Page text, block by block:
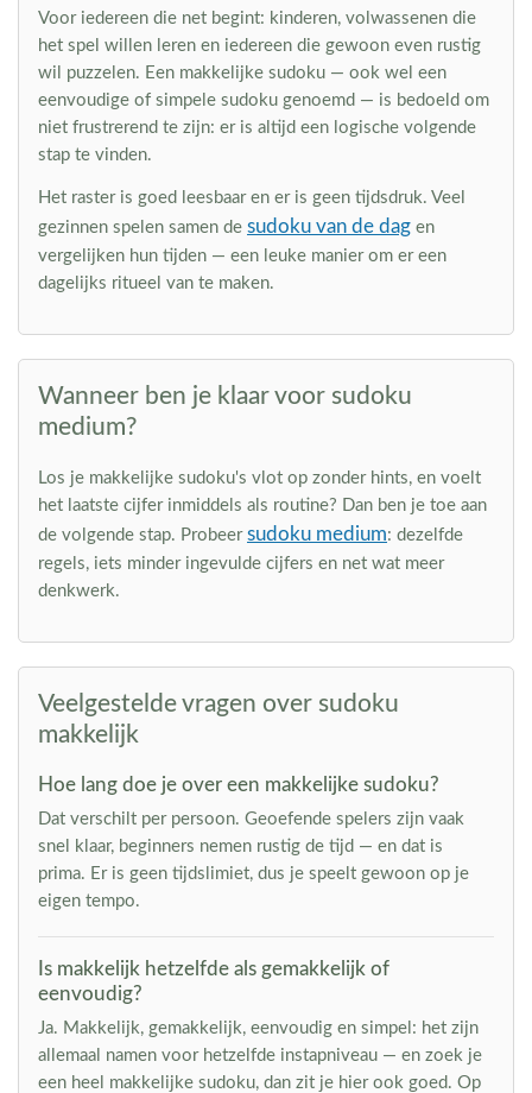
Voor iedereen die net begint: kinderen, volwassenen die
het spel willen leren en iedereen die gewoon even rustig
wil puzzelen. Een makkelijke sudoku — ook wel een
eenvoudige of simpele sudoku genoemd — is bedoeld om
niet frustrerend te zijn: er is altijd een logische volgende
stap te vinden.
Het raster is goed leesbaar en er is geen tijdsdruk. Veel
gezinnen spelen samen de sudoku van de dag en
vergelijken hun tijden — een leuke manier om er een
dagelijks ritueel van te maken.
Wanneer ben je klaar voor sudoku
medium?
Los je makkelijke sudoku's vlot op zonder hints, en voelt
het laatste cijfer inmiddels als routine? Dan ben je toe aan
de volgende stap. Probeer sudoku medium: dezelfde
regels, iets minder ingevulde cijfers en net wat meer
denkwerk.
Veelgestelde vragen over sudoku
makkelijk
Hoe lang doe je over een makkelijke sudoku?
Dat verschilt per persoon. Geoefende spelers zijn vaak
snel klaar, beginners nemen rustig de tijd — en dat is
prima. Er is geen tijdslimiet, dus je speelt gewoon op je
eigen tempo.
Is makkelijk hetzelfde als gemakkelijk of
eenvoudig?
Ja. Makkelijk, gemakkelijk, eenvoudig en simpel: het zijn
allemaal namen voor hetzelfde instapniveau — en zoek je
een heel makkelijke sudoku, dan zit je hier ook goed. Op